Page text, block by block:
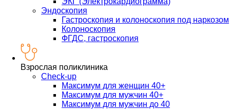
Эндоскопия
Гастроскопия и колоноскопия под наркозом
Колоноскопия
ФГДС, гастроскопия
Взрослая поликлиника
Check-up
Максимум для женщин 40+
Максимум для мужчин 40+
Максимум для мужчин до 40